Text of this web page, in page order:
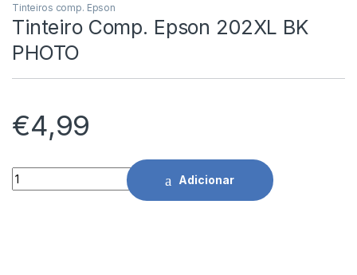
Tinteiros comp. Epson
Tinteiro Comp. Epson 202XL BK
PHOTO
€4,99
Tinteiro Comp. Epson 202XL BK PHOTO quantidade
Adicionar